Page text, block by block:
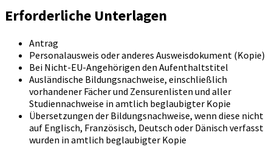
Erforderliche Unterlagen
Antrag
Personalausweis oder anderes Ausweisdokument (Kopie)
Bei Nicht-EU-Angehörigen den Aufenthaltstitel
Ausländische Bildungsnachweise, einschließlich
vorhandener Fächer und Zensurenlisten und aller
Studiennachweise in amtlich beglaubigter Kopie
Übersetzungen der Bildungsnachweise, wenn diese nicht
auf Englisch, Französisch, Deutsch oder Dänisch verfasst
wurden in amtlich beglaubigter Kopie